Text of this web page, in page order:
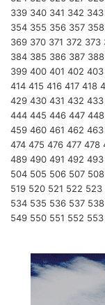
339 340 341 342 343
354 355 356 357 358
369 370 371 372 373
384 385 386 387 388
399 400 401 402 403
414 415 416 417 418
429 430 431 432 433
444 445 446 447 448
459 460 461 462 463
474 475 476 477 478
489 490 491 492 493
504 505 506 507 508
519 520 521 522 523
534 535 536 537 538
549 550 551 552 553